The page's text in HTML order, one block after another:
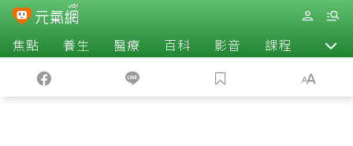
焦點 養生 醫療 百科 影音 課程 退休